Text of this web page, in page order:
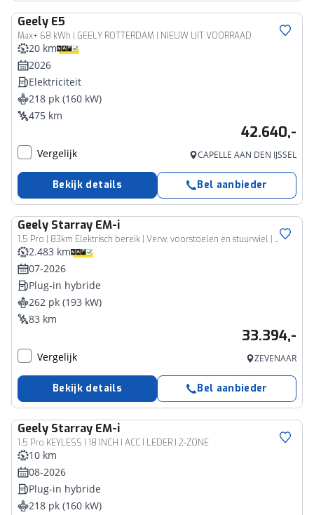
Geely E5
Max+ 68 kWh | GEELY ROTTERDAM | NIEUW UIT VOORRAAD
20 km
2026
Elektriciteit
218 pk (160 kW)
475 km
42.640,-
Vergelijk CAPELLE AAN DEN IJSSEL
Bekijk details Bel aanbieder
Geely Starray EM-i
1.5 Pro | 83km Elektrisch bereik | Verw. voorstoelen en stuurwiel | 360 Camera | PDC achter | 18 Inch
2.483 km
07-2026
Plug-in hybride
262 pk (193 kW)
83 km
33.394,-
Vergelijk ZEVENAAR
Bekijk details Bel aanbieder
Geely Starray EM-i
1.5 Pro KEYLESS I 18 INCH I ACC I LEDER I 2-ZONE
10 km
08-2026
Plug-in hybride
218 pk (160 kW)